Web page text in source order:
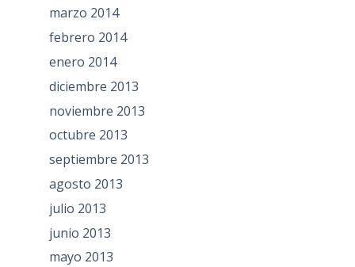
marzo 2014
febrero 2014
enero 2014
diciembre 2013
noviembre 2013
octubre 2013
septiembre 2013
agosto 2013
julio 2013
junio 2013
mayo 2013